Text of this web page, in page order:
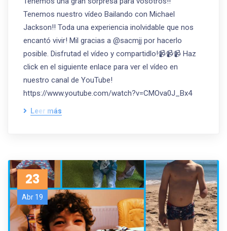
Tenemos nuestro vídeo Bailando con Michael
Jackson!! Toda una experiencia inolvidable que nos
encantó vivir! Mil gracias a @sacmjj por hacerlo
posible. Disfrutad el vídeo y compartidlo!📹📹📹 Haz
click en el siguiente enlace para ver el vídeo en
nuestro canal de YouTube!
https://www.youtube.com/watch?v=CMOva0J_Bx4
Leer más
23
Abr 19